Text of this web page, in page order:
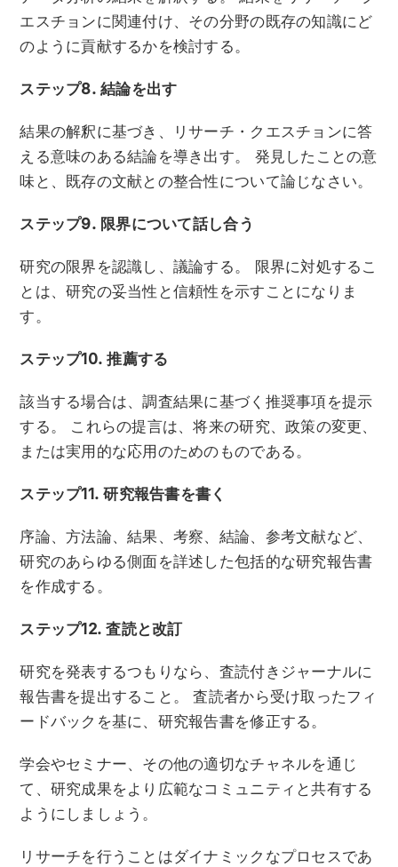
エスチョンに関連付け、その分野の既存の知識にど
のように貢献するかを検討する。
ステップ8. 結論を出す
結果の解釈に基づき、リサーチ・クエスチョンに答
える意味のある結論を導き出す。 発見したことの意
味と、既存の文献との整合性について論じなさい。
ステップ9. 限界について話し合う
研究の限界を認識し、議論する。 限界に対処するこ
とは、研究の妥当性と信頼性を示すことになりま
す。
ステップ10. 推薦する
該当する場合は、調査結果に基づく推奨事項を提示
する。 これらの提言は、将来の研究、政策の変更、
または実用的な応用のためのものである。
ステップ11. 研究報告書を書く
序論、方法論、結果、考察、結論、参考文献など、
研究のあらゆる側面を詳述した包括的な研究報告書
を作成する。
ステップ12. 査読と改訂
研究を発表するつもりなら、査読付きジャーナルに
報告書を提出すること。 査読者から受け取ったフィ
ードバックを基に、研究報告書を修正する。
学会やセミナー、その他の適切なチャネルを通じ
て、研究成果をより広範なコミュニティと共有する
ようにしましょう。
リサーチを行うことはダイナミックなプロセスであ